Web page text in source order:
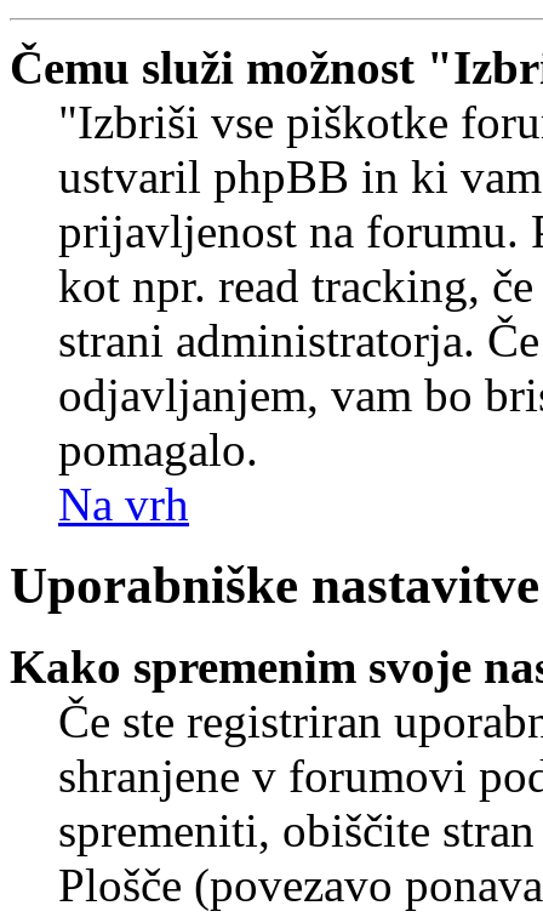
Čemu služi možnost
"Izbriši vse piškotke
ustvaril phpBB in ki
prijavljenost na forumu.
kot npr. read tracking,
strani administratorja.
odjavljanjem, vam bo
pomagalo.
Na vrh
Uporabniške nastavitve
Kako spremenim svoje
Če ste registriran
shranjene v forumovi
spremeniti, obiščite
Plošče (povezavo